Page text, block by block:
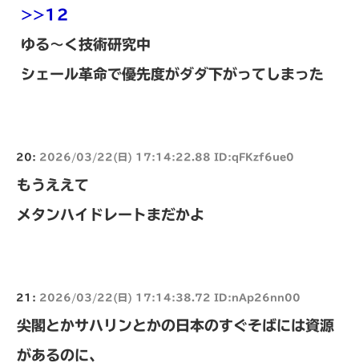
>>12
ゆる～く技術研究中
シェール革命で優先度がダダ下がってしまった
20: 2026/03/22(日) 17:14:22.88 ID:qFKzf6ue0
もうええて
メタンハイドレートまだかよ
21: 2026/03/22(日) 17:14:38.72 ID:nAp26nn00
尖閣とかサハリンとかの日本のすぐそばには資源
があるのに、